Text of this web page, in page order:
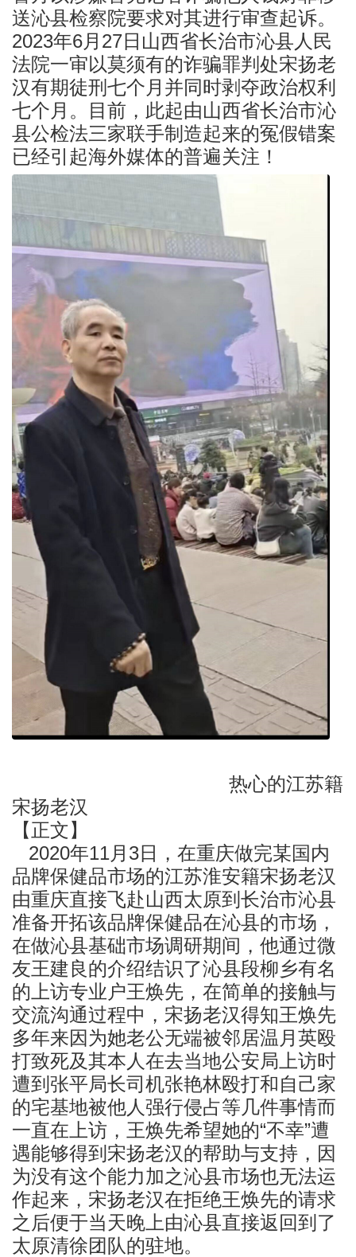
送沁县检察院要求对其进行审查起诉。
2023年6月27日山西省长治市沁县人民
法院一审以莫须有的诈骗罪判处宋扬老
汉有期徒刑七个月并同时剥夺政治权利
七个月。目前，此起由山西省长治市沁
县公检法三家联手制造起来的冤假错案
已经引起海外媒体的普遍关注！
热心的江苏籍
宋扬老汉
【正文】
2020年11月3日，在重庆做完某国内
品牌保健品市场的江苏淮安籍宋扬老汉
由重庆直接飞赴山西太原到长治市沁县
准备开拓该品牌保健品在沁县的市场，
在做沁县基础市场调研期间，他通过微
友王建良的介绍结识了沁县段柳乡有名
的上访专业户王焕先，在简单的接触与
交流沟通过程中，宋扬老汉得知王焕先
多年来因为她老公无端被邻居温月英殴
打致死及其本人在去当地公安局上访时
遭到张平局长司机张艳林殴打和自己家
的宅基地被他人强行侵占等几件事情而
一直在上访，王焕先希望她的“不幸”遭
遇能够得到宋扬老汉的帮助与支持，因
为没有这个能力加之沁县市场也无法运
作起来，宋扬老汉在拒绝王焕先的请求
之后便于当天晚上由沁县直接返回到了
太原清徐团队的驻地。